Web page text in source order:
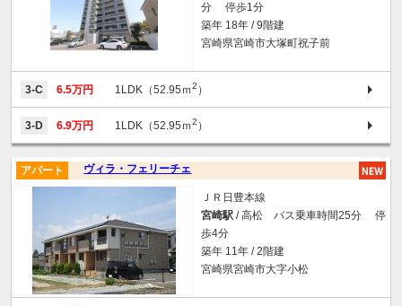
分 停歩1分
築年 18年 / 9階建
宮崎県宮崎市大塚町祝子前
3-C 6.5万円 1LDK（52.95ｍ2 ）
3-D 6.9万円 1LDK（52.95ｍ2 ）
ヴィラ・フェリーチェ
アパート
ＪＲ日豊本線
宮崎駅 / 高松 バス乗車時間25分 停
歩4分
築年 11年 / 2階建
宮崎県宮崎市大字小松